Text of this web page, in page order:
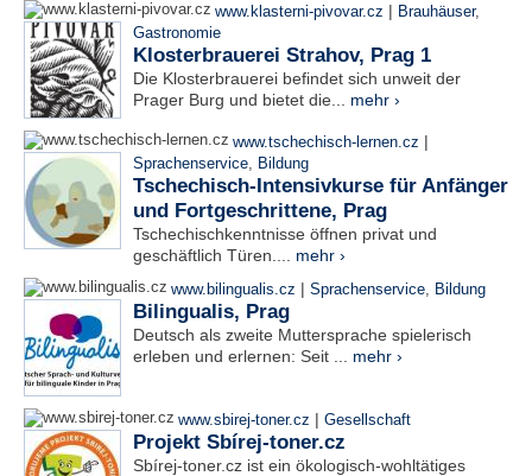
www.klasterni-pivovar.cz | Brauhäuser,
Gastronomie
Klosterbrauerei Strahov, Prag 1
Die Klosterbrauerei befindet sich unweit der
Prager Burg und bietet die... mehr ›
www.tschechisch-lernen.cz |
Sprachenservice, Bildung
Tschechisch-Intensivkurse für Anfänger
und Fortgeschrittene, Prag
Tschechischkenntnisse öffnen privat und
geschäftlich Türen.... mehr ›
www.bilingualis.cz | Sprachenservice, Bildung
Bilingualis, Prag
Deutsch als zweite Muttersprache spielerisch
erleben und erlernen: Seit ... mehr ›
www.sbirej-toner.cz | Gesellschaft
Projekt Sbírej-toner.cz
Sbírej-toner.cz ist ein ökologisch-wohltätiges